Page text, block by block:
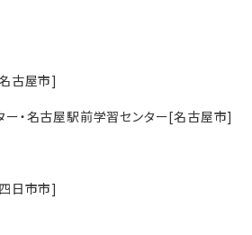
古屋市]
・名古屋駅前学習センター[名古屋市]
日市市]